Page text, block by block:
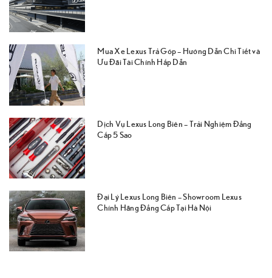
Mua Xe Lexus Trả Góp – Hướng Dẫn Chi Tiết và
Ưu Đãi Tài Chính Hấp Dẫn
Dịch Vụ Lexus Long Biên – Trải Nghiệm Đẳng
Cấp 5 Sao
Đại Lý Lexus Long Biên – Showroom Lexus
Chính Hãng Đẳng Cấp Tại Hà Nội